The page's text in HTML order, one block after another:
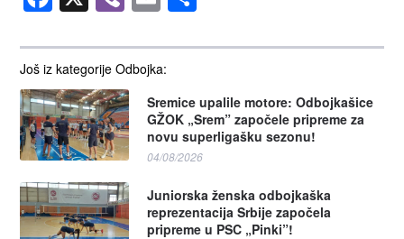
Još iz kategorije Odbojka:
Sremice upalile motore: Odbojkašice
GŽOK „Srem” započele pripreme za
novu superligašku sezonu!
04/08/2026
Juniorska ženska odbojkaška
reprezentacija Srbije započela
pripreme u PSC „Pinki”!